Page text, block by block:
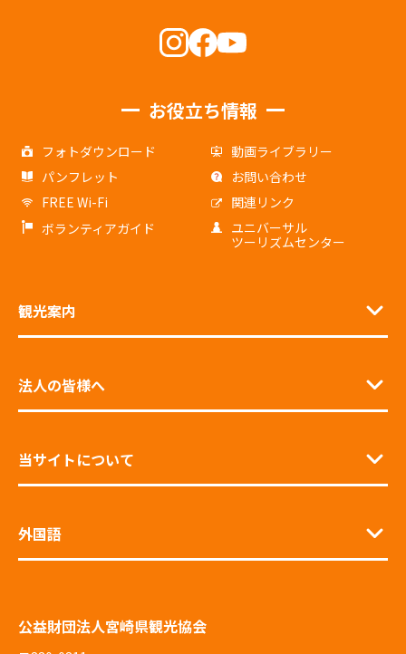
お役立ち情報
フォトダウンロード
動画ライブラリー
パンフレット
お問い合わせ
FREE Wi-Fi
関連リンク
ボランティアガイド
ユニバーサル
ツーリズムセンター
観光案内
法人の皆様へ
当サイトについて
外国語
公益財団法人宮崎県観光協会